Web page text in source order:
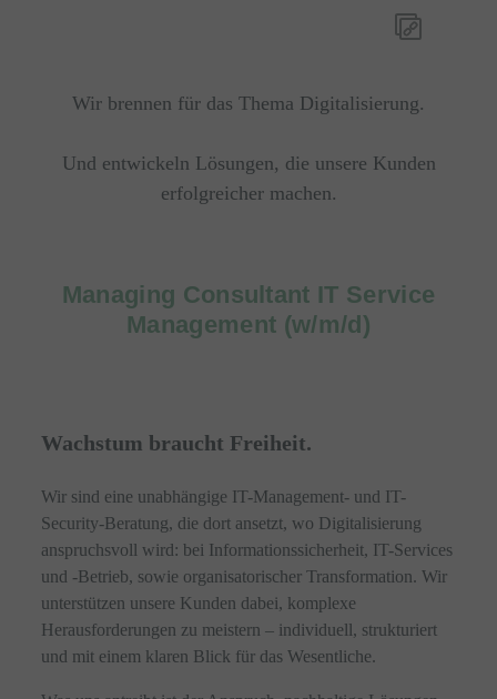
Wir brennen für das Thema Digitalisierung.
Und entwickeln Lösungen, die unsere Kunden
erfolgreicher machen.
Managing Consultant IT Service
Management (w/m/d)
Wachstum braucht Freiheit.
Wir sind eine unabhängige IT-Management- und IT-
Security-Beratung, die dort ansetzt, wo Digitalisierung
anspruchsvoll wird: bei Informationssicherheit, IT-Services
und -Betrieb, sowie organisatorischer Transformation. Wir
unterstützen unsere Kunden dabei, komplexe
Herausforderungen zu meistern – individuell, strukturiert
und mit einem klaren Blick für das Wesentliche.